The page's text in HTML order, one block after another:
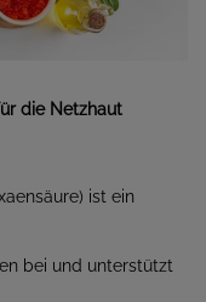
die Netzhaut
ist ein
bei und unterstützt